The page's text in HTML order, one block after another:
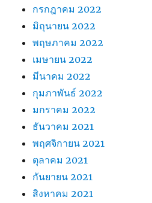
กรกฎาคม 2022
มิถุนายน 2022
พฤษภาคม 2022
เมษายน 2022
มีนาคม 2022
กุมภาพันธ์ 2022
มกราคม 2022
ธันวาคม 2021
พฤศจิกายน 2021
ตุลาคม 2021
กันยายน 2021
สิงหาคม 2021